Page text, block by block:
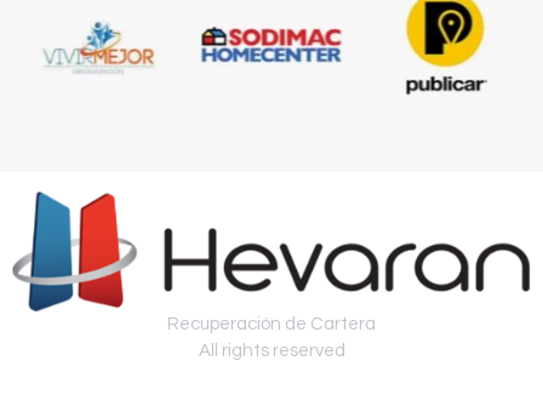
Recuperación de Cartera
All rights reserved